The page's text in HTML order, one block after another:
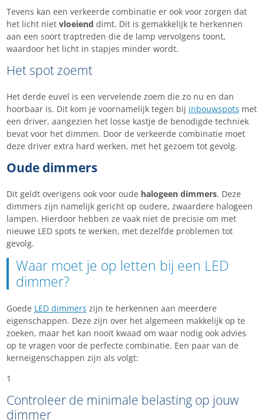
Tevens kan een verkeerde combinatie er ook voor zorgen dat
het licht niet vloeiend dimt. Dit is gemakkelijk te herkennen
aan een soort traptreden die de lamp vervolgens toont,
waardoor het licht in stapjes minder wordt.
Het spot zoemt
Het derde euvel is een vervelende zoem die zo nu en dan
hoorbaar is. Dit kom je voornamelijk tegen bij inbouwspots met
een driver, aangezien het losse kastje de benodigde techniek
bevat voor het dimmen. Door de verkeerde combinatie moet
deze driver extra hard werken, met het gezoem tot gevolg.
Oude dimmers
Dit geldt overigens ook voor oude halogeen dimmers. Deze
dimmers zijn namelijk gericht op oudere, zwaardere halogeen
lampen. Hierdoor hebben ze vaak niet de precisie om met
nieuwe LED spots te werken, met dezelfde problemen tot
gevolg.
Waar moet je op letten bij een LED
dimmer?
Goede LED dimmers zijn te herkennen aan meerdere
eigenschappen. Deze zijn over het algemeen makkelijk op te
zoeken, maar het kan nooit kwaad om waar nodig ook advies
op te vragen voor de perfecte combinatie. Een paar van de
kerneigenschappen zijn als volgt:
1
Controleer de minimale belasting op jouw
dimmer